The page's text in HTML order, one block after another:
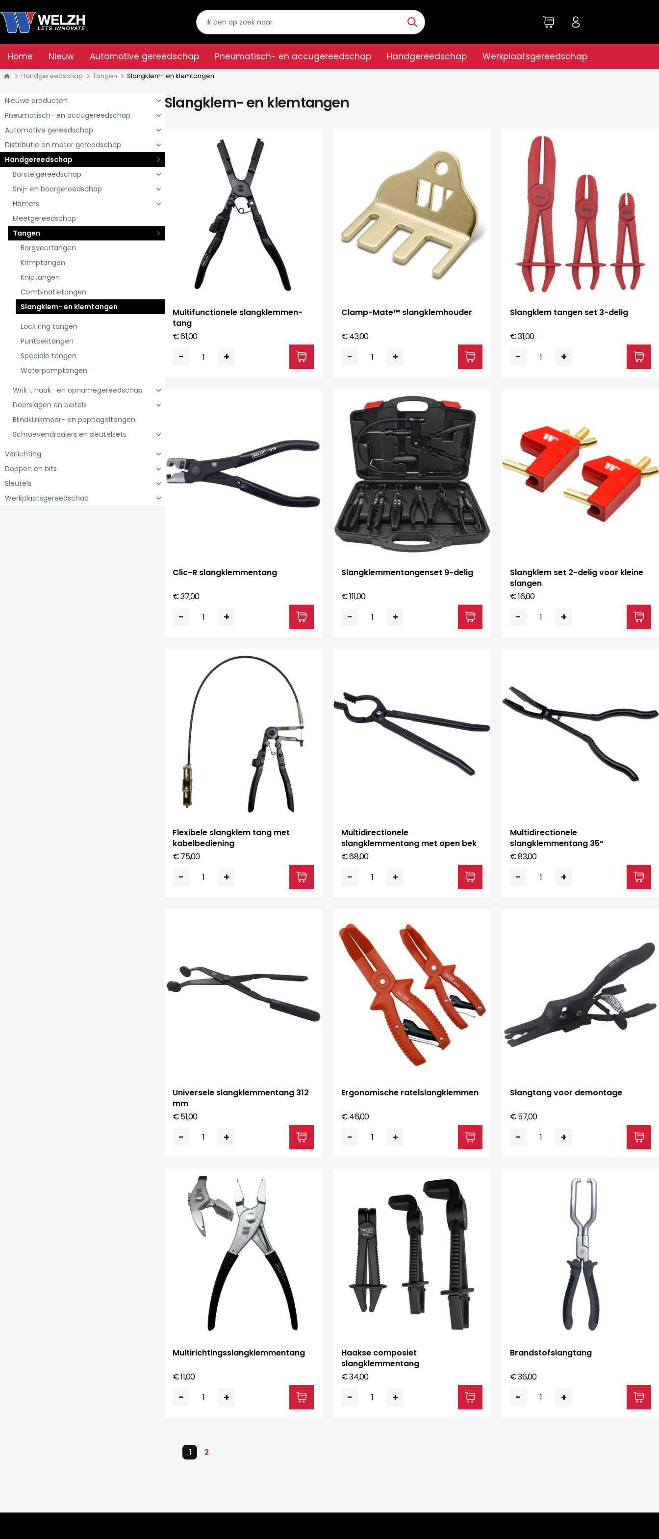
Home Nieuw Automotive gereedschap Pneumatisch- en accugereedschap Handgereedschap Werkplaatsgereedschap
Handgereedschap Tangen Slangklem- en klemtangen
Nieuwe producten
Pneumatisch- en accugereedschap
Automotive gereedschap
Distributie en motor gereedschap
Handgereedschap
Borstelgereedschap
Snij- en boorgereedschap
Hamers
Meetgereedschap
Tangen
Borgveertangen
Krimptangen
Kniptangen
Combinatietangen
Slangklem- en klemtangen
Lock ring tangen
Puntbektangen
Speciale tangen
Waterpomptangen
Wrik-, haak- en opnamegereedschap
Doorslagen en beitels
Blindklinkmoer- en popnageltangen
Schroevendraaiers en sleutelsets
Verlichting
Doppen en bits
Sleutels
Werkplaatsgereedschap
Slangklem- en klemtangen
Multifunctionele slangklemmen­
tang
€ 61,00
- +
Clamp-Mate™ slangklemhouder
€ 43,00
- +
Slangklem tangen set 3-delig
€ 31,00
- +
Clic-R slangklemmentang
€ 37,00
- +
Slangklemmentangenset 9-delig
€ 111,00
- +
Slangklem set 2-delig voor kleine
slangen
€ 16,00
- +
Flexibele slangklem tang met
kabelbediening
€ 75,00
- +
Multidirectionele
slangklemmentang met open bek
€ 68,00
- +
Multidirectionele
slangklemmentang 35°
€ 83,00
- +
Universele slangklemmentang 312
mm
€ 51,00
- +
Ergonomische ratelslangklemmen
€ 46,00
- +
Slangtang voor demontage
€ 57,00
- +
Multirichtings­slangklemmentang
€ 11,00
- +
Haakse composiet
slangklemmentang
€ 34,00
- +
Brandstofslangtang
€ 36,00
- +
1 2